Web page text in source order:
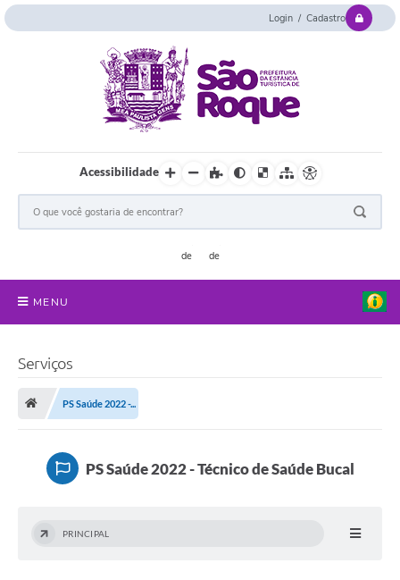
Login / Cadastro
Acessibilidade
MENU
Terceiro Setor
Atribuições
Arvorômetro
Serviços
PS Saúde 2022 -...
PS Saúde 2022 - Técnico de Saúde Bucal
PRINCIPAL